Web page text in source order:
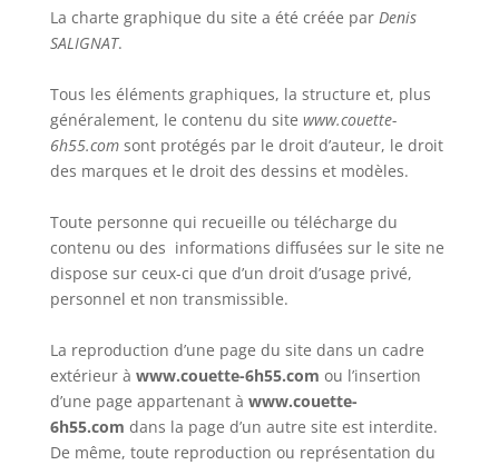
La charte graphique du site a été créée par Denis
SALIGNAT.
Tous les éléments graphiques, la structure et, plus
généralement, le contenu du site www.couette-
6h55.comsont protégés par le droit d’auteur, le droit
des marques et le droit des dessins et modèles.
Toute personne qui recueille ou télécharge du
contenu ou des informations diffusées sur le site ne
dispose sur ceux-ci que d’un droit d’usage privé,
personnel et non transmissible.
La reproduction d’une page du site dans un cadre
extérieur à www.couette-6h55.com ou l’insertion
d’une page appartenant à www.couette-
6h55.com dans la page d’un autre site est interdite.
De même, toute reproduction ou représentation du